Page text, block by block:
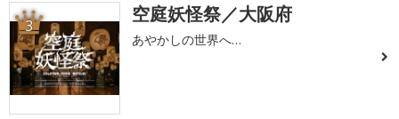
3 空庭妖怪祭／大阪府
あやかしの世界へ…